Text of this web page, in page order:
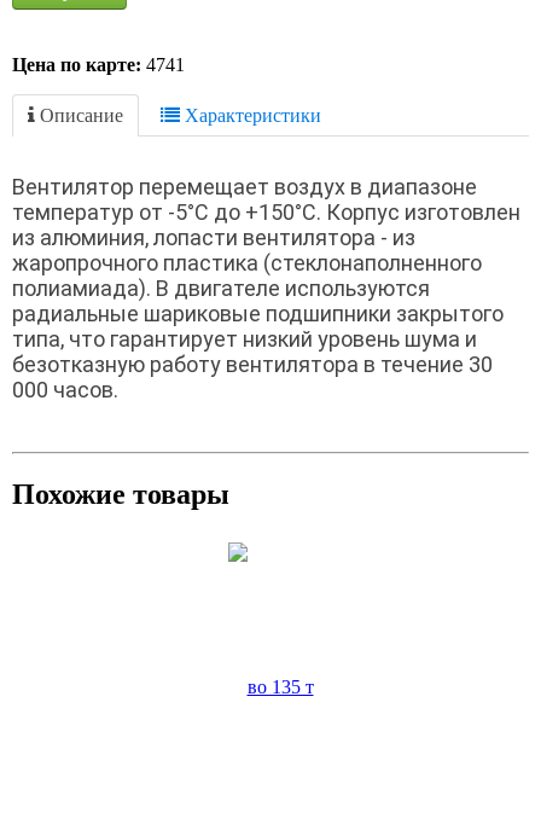
Цена по карте: 4741
Описание Характеристики
Вентилятор перемещает воздух в диапазоне
температур от -5°С до +150°С. Корпус изготовлен
из алюминия, лопасти вентилятора - из
жаропрочного пластика (стеклонаполненного
полиамиада). В двигателе используются
радиальные шариковые подшипники закрытого
типа, что гарантирует низкий уровень шума и
безотказную работу вентилятора в течение 30
000 часов.
Похожие товары